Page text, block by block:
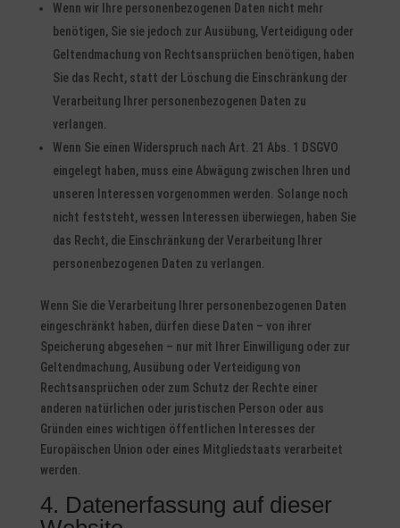
Wenn wir Ihre personenbezogenen Daten nicht mehr
benötigen, Sie sie jedoch zur Ausübung, Verteidigung oder
Geltendmachung von Rechtsansprüchen benötigen, haben
Sie das Recht, statt der Löschung die Einschränkung der
Verarbeitung Ihrer personenbezogenen Daten zu
verlangen.
Wenn Sie einen Widerspruch nach Art. 21 Abs. 1 DSGVO
eingelegt haben, muss eine Abwägung zwischen Ihren und
unseren Interessen vorgenommen werden. Solange noch
nicht feststeht, wessen Interessen überwiegen, haben Sie
das Recht, die Einschränkung der Verarbeitung Ihrer
personenbezogenen Daten zu verlangen.
Wenn Sie die Verarbeitung Ihrer personenbezogenen Daten
eingeschränkt haben, dürfen diese Daten – von ihrer
Speicherung abgesehen – nur mit Ihrer Einwilligung oder zur
Geltendmachung, Ausübung oder Verteidigung von
Rechtsansprüchen oder zum Schutz der Rechte einer
anderen natürlichen oder juristischen Person oder aus
Gründen eines wichtigen öffentlichen Interesses der
Europäischen Union oder eines Mitgliedstaats verarbeitet
werden.
4. Datenerfassung auf dieser